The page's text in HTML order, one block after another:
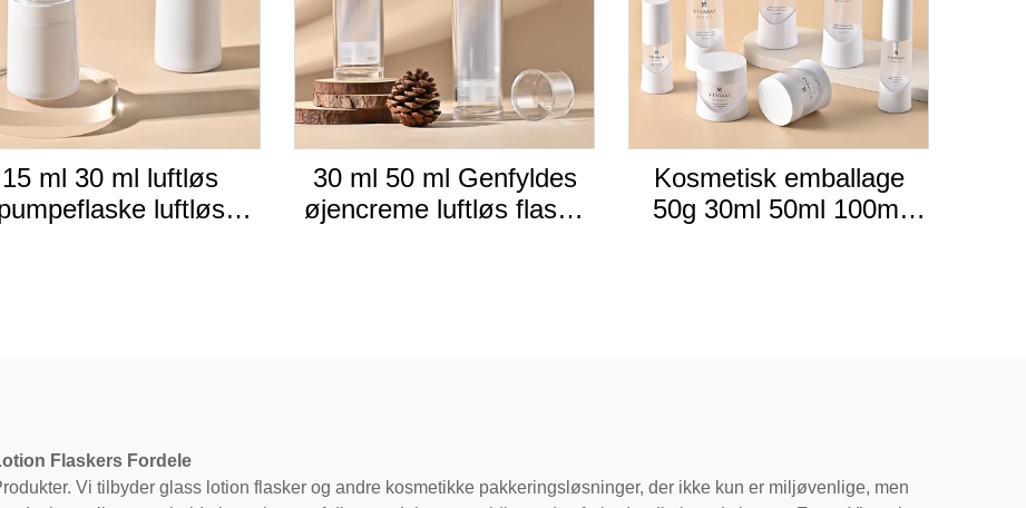
15 ml 30 ml luftløs
luftløs
30 ml 50 ml Genfyldes
øjencreme luftløs flaske
Kosmetisk emballage
50g 30ml 50ml 100ml
Flaskers Fordele
Vi tilbyder glass lotion flasker og andre kosmetikke pakkeringsløsninger, der ikke kun er miljøvenlige, men